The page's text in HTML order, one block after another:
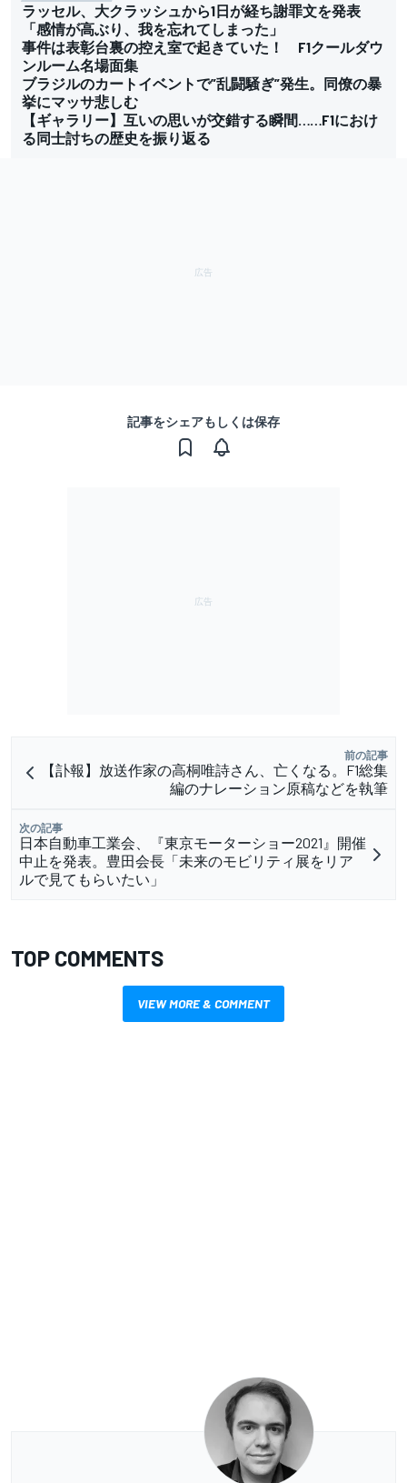
ラッセル、大クラッシュから1日が経ち謝罪文を発表
「感情が高ぶり、我を忘れてしまった」
事件は表彰台裏の控え室で起きていた！ F1クールダウ
ンルーム名場面集
ブラジルのカートイベントで”乱闘騒ぎ”発生。同僚の暴
挙にマッサ悲しむ
【ギャラリー】互いの思いが交錯する瞬間……F1におけ
る同士討ちの歴史を振り返る
記事をシェアもしくは保存
前の記事
【訃報】放送作家の高桐唯詩さん、亡くなる。F1総集
編のナレーション原稿などを執筆
次の記事
日本自動車工業会、『東京モーターショー2021』開催
中止を発表。豊田会長「未来のモビリティ展をリア
ルで見てもらいたい」
TOP COMMENTS
VIEW MORE & COMMENT